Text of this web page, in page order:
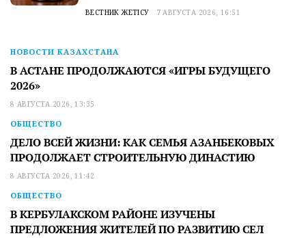
ВЕСТНИК ЖЕТІСУ 7 АВГУСТА 2026, 16:51
НОВОСТИ КАЗАХСТАНА
В АСТАНЕ ПРОДОЛЖАЮТСЯ «ИГРЫ БУДУЩЕГО
2026»
8 АВГУСТА 2026, 13:35
ОБЩЕСТВО
ДЕЛО ВСЕЙ ЖИЗНИ: КАК СЕМЬЯ АЗАНБЕКОВЫХ
ПРОДОЛЖАЕТ СТРОИТЕЛЬНУЮ ДИНАСТИЮ
8 АВГУСТА 2026, 11:42
ОБЩЕСТВО
В КЕРБУЛАКСКОМ РАЙОНЕ ИЗУЧЕНЫ
ПРЕДЛОЖЕНИЯ ЖИТЕЛЕЙ ПО РАЗВИТИЮ СЕЛ